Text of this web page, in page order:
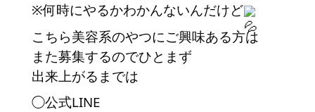
※何時にやるかわかんないんだけど
こちら美容系のやつにご興味ある方は
また募集するのでひとまず
出来上がるまでは
◯公式LINE